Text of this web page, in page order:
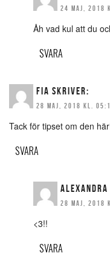
24 MAJ, 2018
Åh vad kul att du
SVARA
FIA SKRIVER:
28 MAJ, 2018 KL.
Tack för tipset om den
SVARA
ALEXANDRA
28 MAJ, 2018
<3!!
SVARA